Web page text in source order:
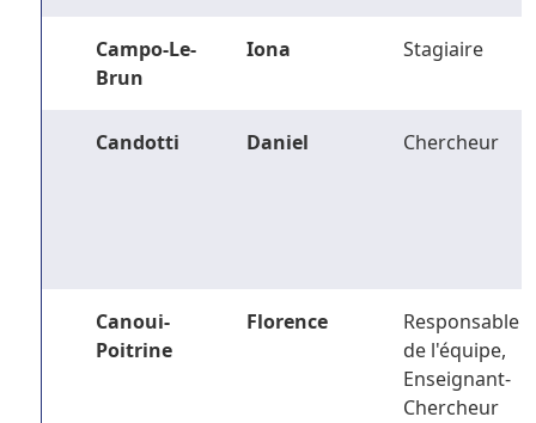
Campo-Le-
Brun
Iona Stagiaire
Candotti Daniel Chercheur
Canoui-
Poitrine
Florence
Responsable
de l'équipe,
Enseignant-
Chercheur